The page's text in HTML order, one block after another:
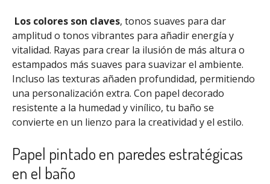
Los colores son claves, tonos suaves para dar
amplitud o tonos vibrantes para añadir energía y
vitalidad. Rayas para crear la ilusión de más altura o
estampados más suaves para suavizar el ambiente.
Incluso las texturas añaden profundidad, permitiendo
una personalización extra. Con papel decorado
resistente a la humedad y vinílico, tu baño se
convierte en un lienzo para la creatividad y el estilo.
Papel pintado en paredes estratégicas
en el baño